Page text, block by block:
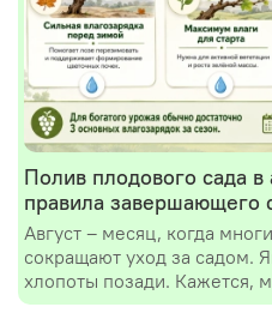
Полив плодового сада в
правила завершающего
Август – месяц, когда
сокращают уход за садом.
хлопоты позади. Кажется,